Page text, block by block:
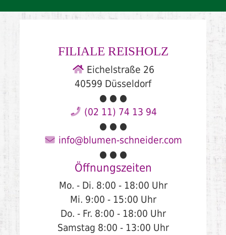
FILIALE REISHOLZ
Eichelstraße 26
40599 Düsseldorf
● ● ●
(02 11) 74 13 94
● ● ●
info@blumen-schneider.com
● ● ●
Öffnungszeiten
Mo. - Di. 8:00 - 18:00 Uhr
Mi. 9:00 - 15:00 Uhr
Do. - Fr. 8:00 - 18:00 Uhr
Samstag 8:00 - 13:00 Uhr